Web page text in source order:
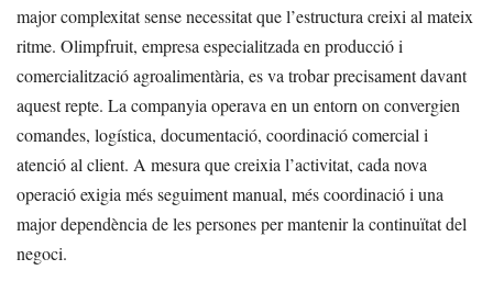
major complexitat sense necessitat que l’estructura creixi al mateix
ritme. Olimpfruit, empresa especialitzada en producció i
comercialització agroalimentària, es va trobar precisament davant
aquest repte. La companyia operava en un entorn on convergien
comandes, logística, documentació, coordinació comercial i
atenció al client. A mesura que creixia l’activitat, cada nova
operació exigia més seguiment manual, més coordinació i una
major dependència de les persones per mantenir la continuïtat del
negoci.